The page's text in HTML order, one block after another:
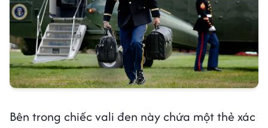
Bên trong chiếc vali đen này chứa một thẻ xác